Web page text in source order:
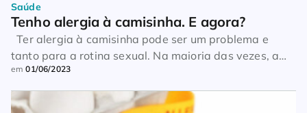
Saúde
Tenho alergia à camisinha. E agora?
Ter alergia à camisinha pode ser um problema e
tanto para a rotina sexual. Na maioria das vezes, a
reação alérgica é causada por uma das muitas
substâncias existentes no preservativo, que é
geralmente o látex. Também pode ser uma
em01/06/2023